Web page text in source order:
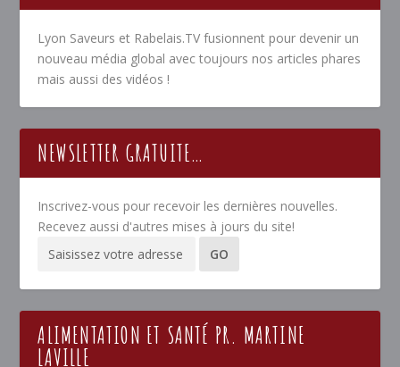
Lyon Saveurs et Rabelais.TV fusionnent pour devenir un
nouveau média global avec toujours nos articles phares
mais aussi des vidéos !
NEWSLETTER GRATUITE…
Inscrivez-vous pour recevoir les dernières nouvelles.
Recevez aussi d'autres mises à jours du site!
ALIMENTATION ET SANTÉ PR. MARTINE
LAVILLE